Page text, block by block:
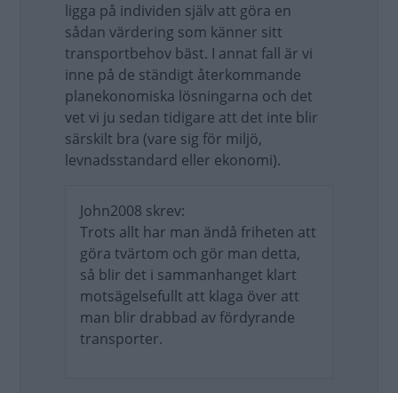
ligga på individen själv att göra en
sådan värdering som känner sitt
transportbehov bäst. I annat fall är vi
inne på de ständigt återkommande
planekonomiska lösningarna och det
vet vi ju sedan tidigare att det inte blir
särskilt bra (vare sig för miljö,
levnadsstandard eller ekonomi).
John2008 skrev:
Trots allt har man ändå friheten att
göra tvärtom och gör man detta,
så blir det i sammanhanget klart
motsägelsefullt att klaga över att
man blir drabbad av fördyrande
transporter.